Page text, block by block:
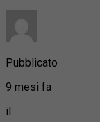
Pubblicato
9 mesi fa
il